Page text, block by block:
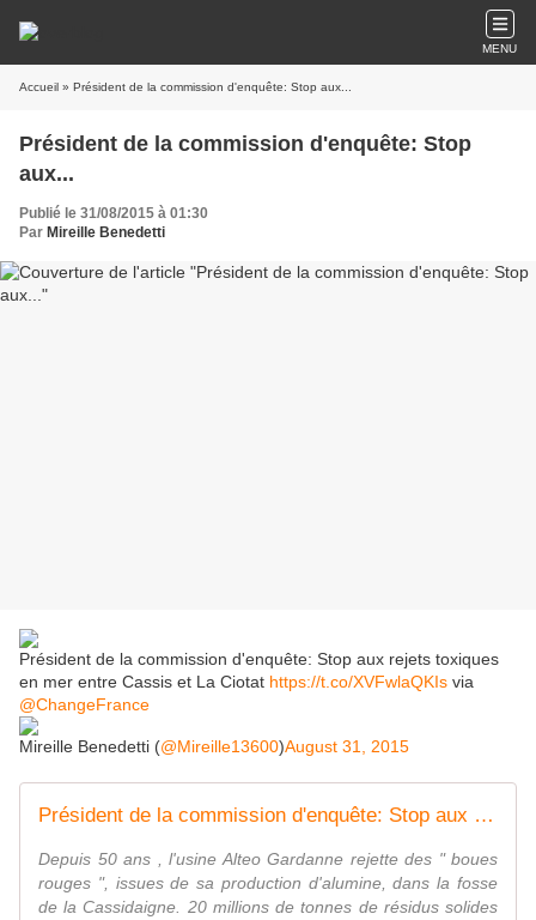
MENU
Accueil » Président de la commission d'enquête: Stop aux...
Président de la commission d'enquête: Stop
aux...
Publié le 31/08/2015 à 01:30
Par Mireille Benedetti
Président de la commission d'enquête: Stop aux rejets toxiques
en mer entre Cassis et La Ciotat https://t.co/XVFwlaQKIs via
@ChangeFrance
Mireille Benedetti (@Mireille13600)August 31, 2015
Président de la commission d'enquête: Stop aux rejets toxiques en mer entre Cassis et La Ciotat
Depuis 50 ans , l'usine Alteo Gardanne rejette des " boues
rouges ", issues de sa production d'alumine, dans la fosse
de la Cassidaigne. 20 millions de tonnes de résidus solides